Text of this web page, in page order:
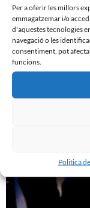
Per a oferir les millors
emmagatzemar i/o
d'aquestes tecnologies
navegació o les
consentiment, pot
funcions.
Politica
GASTÓN